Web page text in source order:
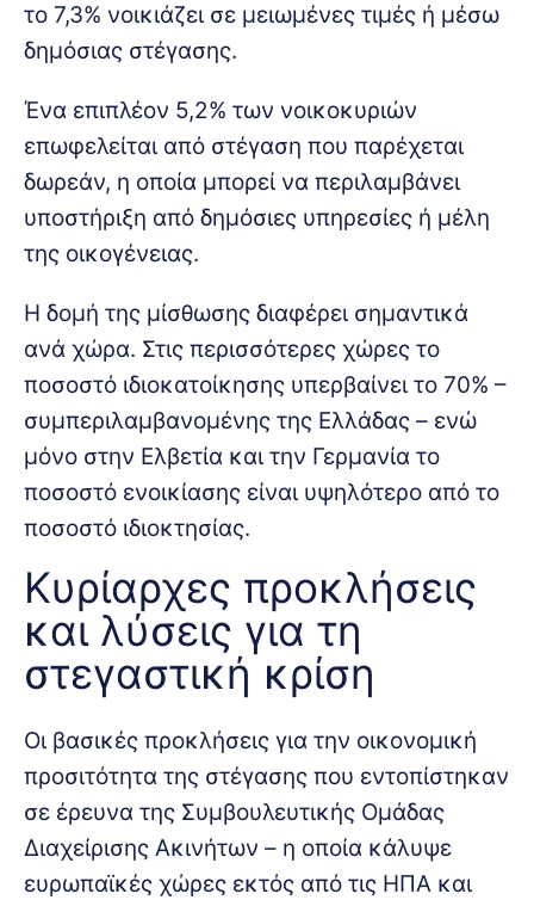
το 7,3% νοικιάζει σε μειωμένες τιμές ή μέσω
δημόσιας στέγασης.
Ένα επιπλέον 5,2% των νοικοκυριών
επωφελείται από στέγαση που παρέχεται
δωρεάν, η οποία μπορεί να περιλαμβάνει
υποστήριξη από δημόσιες υπηρεσίες ή μέλη
της οικογένειας.
Η δομή της μίσθωσης διαφέρει σημαντικά
ανά χώρα. Στις περισσότερες χώρες το
ποσοστό ιδιοκατοίκησης υπερβαίνει το 70% –
συμπεριλαμβανομένης της Ελλάδας – ενώ
μόνο στην Ελβετία και την Γερμανία το
ποσοστό ενοικίασης είναι υψηλότερο από το
ποσοστό ιδιοκτησίας.
Κυρίαρχες προκλήσεις
και λύσεις για τη
στεγαστική κρίση
Οι βασικές προκλήσεις για την οικονομική
προσιτότητα της στέγασης που εντοπίστηκαν
σε έρευνα της Συμβουλευτικής Ομάδας
Διαχείρισης Ακινήτων – η οποία κάλυψε
ευρωπαϊκές χώρες εκτός από τις ΗΠΑ και